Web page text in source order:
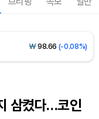
91,903,243 (+0.66%)
삼켰다…코인